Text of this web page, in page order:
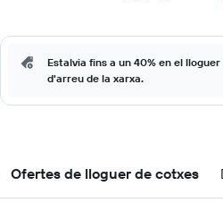
Estalvia fins a un 40% en el
d'arreu de la xarxa.
Ofertes de lloguer de cotxes